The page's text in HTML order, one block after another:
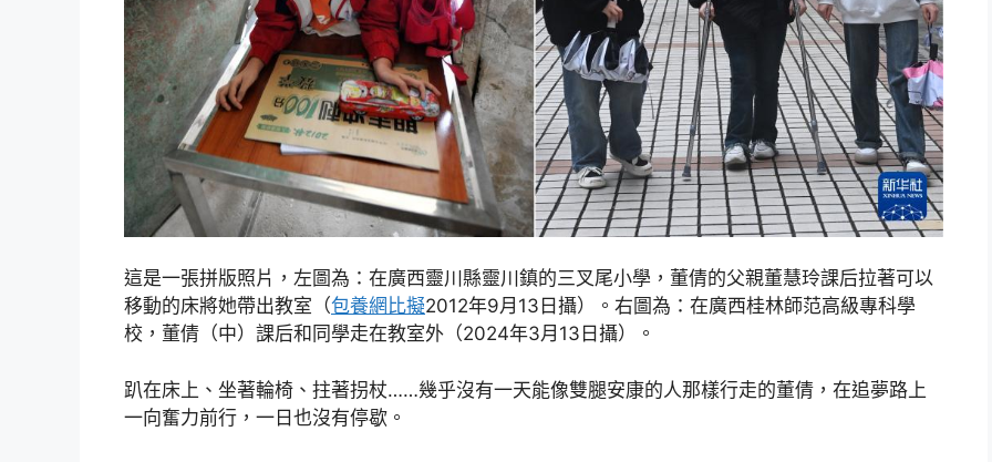
這是一張拼版照片，左圖為：在廣西靈川縣靈川鎮的三叉尾小學，董倩的父親董慧玲課后拉著可以
移動的床將她帶出教室（包養網比擬2012年9月13日攝）。右圖為：在廣西桂林師范高級專科學
校，董倩（中）課后和同學走在教室外（2024年3月13日攝）。
趴在床上、坐著輪椅、拄著拐杖……幾乎沒有一天能像雙腿安康的人那樣行走的董倩，在追夢路上
一向奮力前行，一日也沒有停歇。